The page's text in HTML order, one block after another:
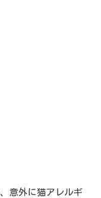
意外に猫アレルギ